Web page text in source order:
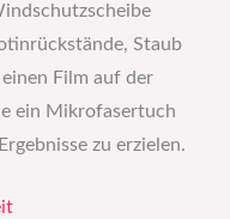
Staub
Film auf der
ein Mikrofasertuch
zu erzielen.